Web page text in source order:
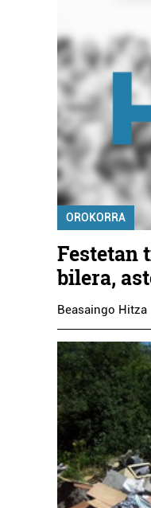
OROKORRA
Festetan
bilera,
Beasaingo Hitza